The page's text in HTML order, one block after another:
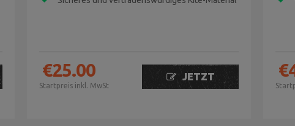
€25.00
Startpreis inkl. MwSt
JETZT
€